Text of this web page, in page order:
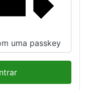
uma passkey